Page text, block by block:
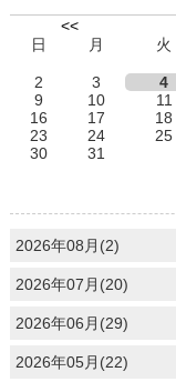
<<
日
月 火
2
3 4
9
10 11
16
17 18
23
24 25
30
31
2026年08月(2)
2026年07月(20)
2026年06月(29)
2026年05月(22)